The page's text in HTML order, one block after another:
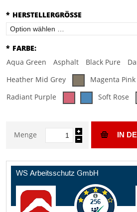
* HERSTELLERGRÖSSE
* FARBE:
Aqua Green
Asphalt Black Pure
Heather Mid Grey
Magenta Pink
Radiant Purple
Soft Rose
Menge IN